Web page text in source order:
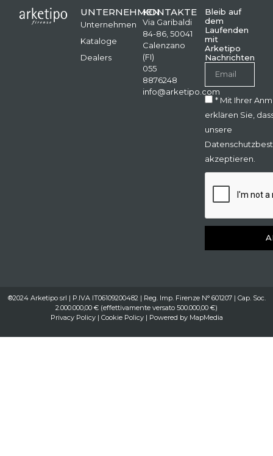
UNTERNEHMEN
Unternehmen
Kataloge
Dealers
KONTAKTE
Via Garibaldi
84-86, 50041
Calenzano
(FI)
055
8876248
info@arketipo.com
Bleib auf
dem
Laufenden
mit
Arketipo
Nachrichten
* Mit Ihrer
erklären Sie,
unsere
akzeptieren.
®2024 Arketipo srl | P.IVA IT06109200482 | Reg. Imp. Firenze N° 601207 | Cap. Soc.
2.000.000,00 € (effettivamente versato 500.000,00 €)
Privacy Policy| Cookie Policy| Powered by MapMedia